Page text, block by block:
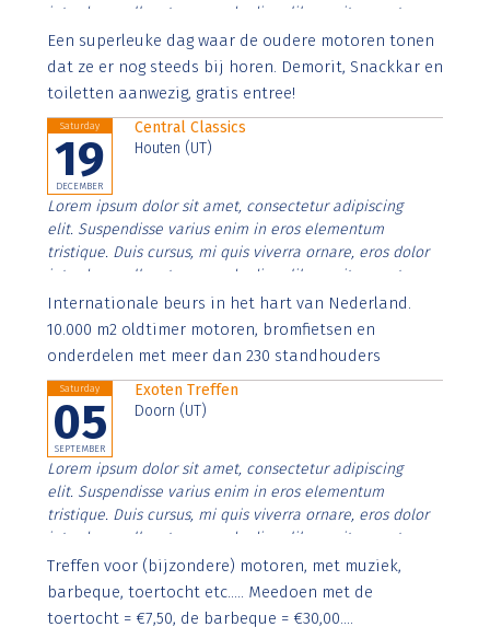
interdum nulla, ut commodo diam libero vitae erat.
Aenean faucibus nibh et justo cursus id rutrum lorem
imperdiet. Nunc ut sem vitae risus tristique posuere.
Een superleuke dag waar de oudere motoren tonen
dat ze er nog steeds bij horen. Demorit, Snackkar en
toiletten aanwezig, gratis entree!
Saturday
19
DECEMBER
Central Classics
Houten (UT)
Lorem ipsum dolor sit amet, consectetur adipiscing
elit. Suspendisse varius enim in eros elementum
tristique. Duis cursus, mi quis viverra ornare, eros dolor
interdum nulla, ut commodo diam libero vitae erat.
Aenean faucibus nibh et justo cursus id rutrum lorem
imperdiet. Nunc ut sem vitae risus tristique posuere.
Internationale beurs in het hart van Nederland.
10.000 m2 oldtimer motoren, bromfietsen en
onderdelen met meer dan 230 standhouders
Saturday
05
SEPTEMBER
Exoten Treffen
Doorn (UT)
Lorem ipsum dolor sit amet, consectetur adipiscing
elit. Suspendisse varius enim in eros elementum
tristique. Duis cursus, mi quis viverra ornare, eros dolor
interdum nulla, ut commodo diam libero vitae erat.
Aenean faucibus nibh et justo cursus id rutrum lorem
imperdiet. Nunc ut sem vitae risus tristique posuere.
Treffen voor (bijzondere) motoren, met muziek,
barbeque, toertocht etc..... Meedoen met de
toertocht = €7,50, de barbeque = €30,00....